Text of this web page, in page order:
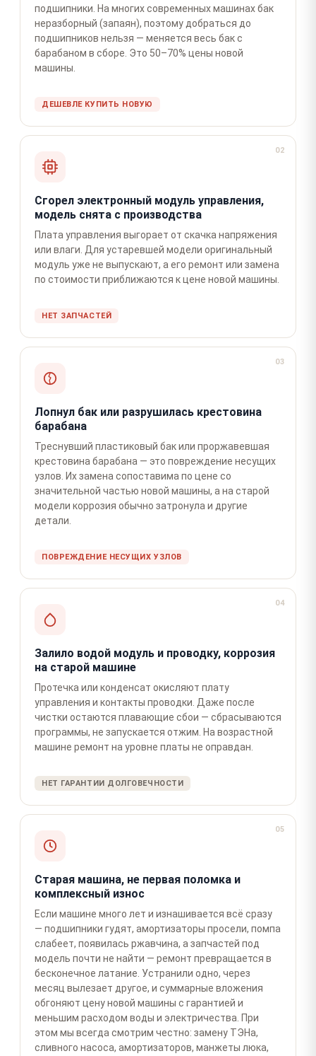
подшипники. На многих современных машинах бак
неразборный (запаян), поэтому добраться до
подшипников нельзя — меняется весь бак с
барабаном в сборе. Это 50–70% цены новой
машины.
ДЕШЕВЛЕ КУПИТЬ НОВУЮ
02
Сгорел электронный модуль управления,
модель снята с производства
Плата управления выгорает от скачка напряжения
или влаги. Для устаревшей модели оригинальный
модуль уже не выпускают, а его ремонт или замена
по стоимости приближаются к цене новой машины.
НЕТ ЗАПЧАСТЕЙ
03
Лопнул бак или разрушилась крестовина
барабана
Треснувший пластиковый бак или проржавевшая
крестовина барабана — это повреждение несущих
узлов. Их замена сопоставима по цене со
значительной частью новой машины, а на старой
модели коррозия обычно затронула и другие
детали.
ПОВРЕЖДЕНИЕ НЕСУЩИХ УЗЛОВ
04
Залило водой модуль и проводку, коррозия
на старой машине
Протечка или конденсат окисляют плату
управления и контакты проводки. Даже после
чистки остаются плавающие сбои — сбрасываются
программы, не запускается отжим. На возрастной
машине ремонт на уровне платы не оправдан.
НЕТ ГАРАНТИИ ДОЛГОВЕЧНОСТИ
05
Старая машина, не первая поломка и
комплексный износ
Если машине много лет и изнашивается всё сразу
— подшипники гудят, амортизаторы просели, помпа
слабеет, появилась ржавчина, а запчастей под
модель почти не найти — ремонт превращается в
бесконечное латание. Устранили одно, через
месяц вылезает другое, и суммарные вложения
обгоняют цену новой машины с гарантией и
меньшим расходом воды и электричества. При
этом мы всегда смотрим честно: замену ТЭНа,
сливного насоса, амортизаторов, манжеты люка,